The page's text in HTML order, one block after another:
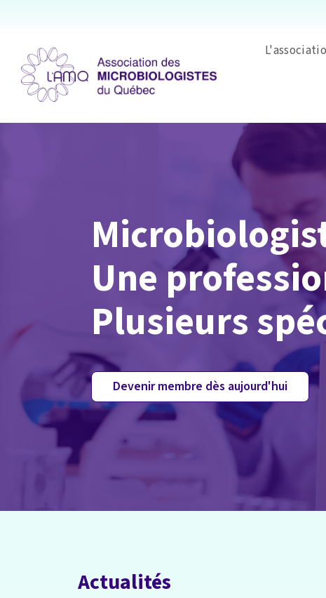
Une
Plusieurs
Devenir membre dès aujourd'hui
Actualités